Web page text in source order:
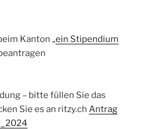
Kanton „ein Stipendium
– bitte füllen Sie das
Sie es an ritzy.ch Antrag